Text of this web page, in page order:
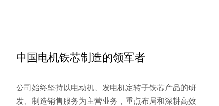
中国电机铁芯制造的领军者
公司始终坚持以电动机、发电机定转子铁芯产品的研
发、制造销售服务为主营业务，重点布局和深耕高效